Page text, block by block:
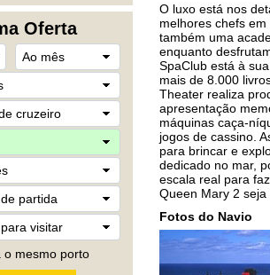
Oferta
o mesmo porto
O luxo está nos
melhores chefs
também uma
enquanto
SpaClub está à
mais de 8.000
Theater realiza
apresentação
máquinas caça-
jogos de cassino.
para brincar e
dedicado no mar,
escala real para
Queen Mary 2
Fotos do Navio